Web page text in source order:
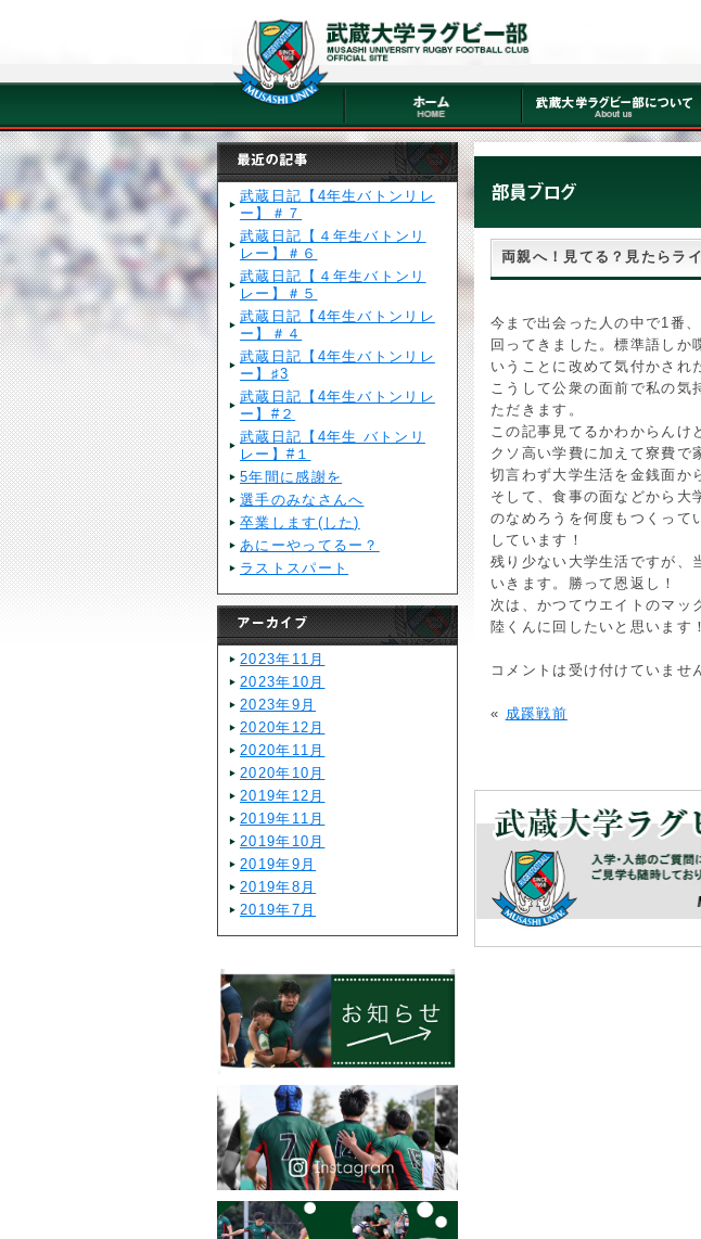
両親へ！見てる？見たらラ
今まで出会った人の中で1番
回ってきました。標準語しか
いうことに改めて気付かされ
こうして公衆の面前で私の気
ただきます。
この記事見てるかわからんけ
クソ高い学費に加えて寮費で
切言わず大学生活を金銭面か
そして、食事の面などから大
のなめろうを何度もつくって
しています！
残り少ない大学生活ですが、
いきます。勝って恩返し！
次は、かつてウエイトのマッ
陸くんに回したいと思います！
コメントは受け付けていませ
« 成蹊戦前
武蔵日記【4年生バトンリレ
ー】＃７
武蔵日記【４年生バトンリ
レー】＃６
武蔵日記【４年生バトンリ
レー】＃５
武蔵日記【4年生バトンリレ
ー】＃４
武蔵日記【4年生バトンリレ
ー】♯3
武蔵日記【4年生バトンリレ
ー】#２
武蔵日記【4年生 バトンリ
レー】#１
5年間に感謝を
選手のみなさんへ
卒業します(した)
あにーやってるー？
ラストスパート
2023年11月
2023年10月
2023年9月
2020年12月
2020年11月
2020年10月
2019年12月
2019年11月
2019年10月
2019年9月
2019年8月
2019年7月